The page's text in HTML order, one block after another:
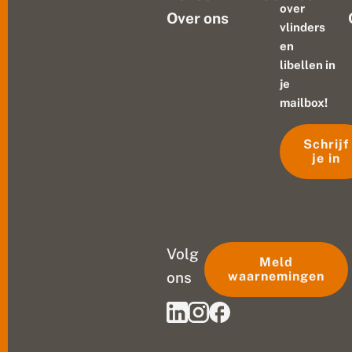
Over ons
over
vlinders
en
libellen in
je
mailbox!
Schrijf
je in
Volg
ons
Meld
waarnemingen